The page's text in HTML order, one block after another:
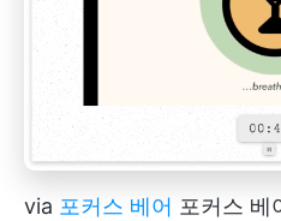
via 포커스 베어 포커스 베